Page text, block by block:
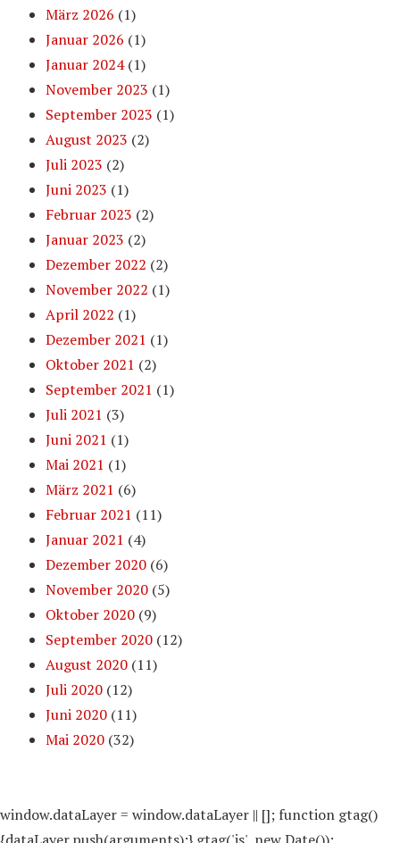
März 2026 (1)
Januar 2026 (1)
Januar 2024(1)
November 2023 (1)
September 2023 (1)
August 2023 (2)
Juli 2023 (2)
Juni 2023 (1)
Februar 2023 (2)
Januar 2023 (2)
Dezember 2022 (2)
November 2022 (1)
April 2022 (1)
Dezember 2021 (1)
Oktober 2021 (2)
September 2021 (1)
Juli 2021 (3)
Juni 2021 (1)
Mai 2021 (1)
März 2021 (6)
Februar 2021 (11)
Januar 2021 (4)
Dezember 2020 (6)
November 2020 (5)
Oktober 2020 (9)
September 2020 (12)
August 2020 (11)
Juli 2020 (12)
Juni 2020 (11)
Mai 2020 (32)
window.dataLayer = window.dataLayer || []; function gtag()